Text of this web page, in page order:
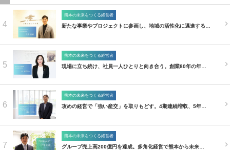
4
熊本の未来をつくる経営者
新たな事業やプロジェクトに参画し、地域の活性化に邁進する…
5
熊本の未来をつくる経営者
現場に立ち続け、社員一人ひとりと向き合う。創業80年の年…
6
熊本の未来をつくる経営者
攻めの経営で「強い産交」を取りもどす。4期連続増収、5年…
7
熊本の未来をつくる経営者
グループ売上高200億円を達成。多角化経営で熊本から未来…